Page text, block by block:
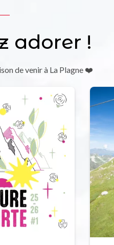
adorer !
de venir à La Plagne ❤️